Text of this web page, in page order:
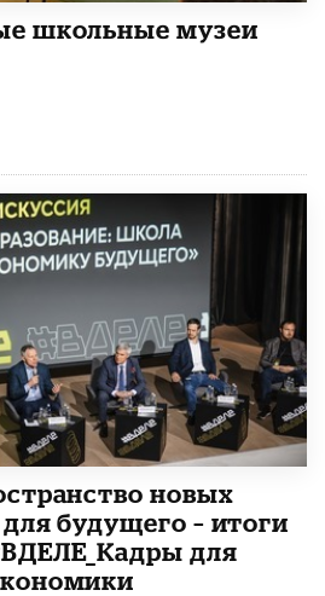
школьные музеи
новых
будущего – итоги
для